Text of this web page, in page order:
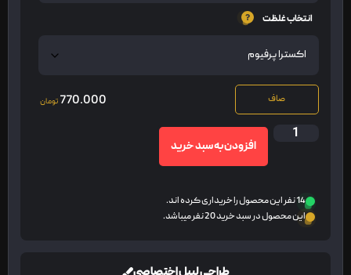
انتخاب غلظت
صاف 770.000 تومان
افزودن به سبد خرید
14 نفر این محصول را خریداری کرده اند.
این محصول در سبد خرید 20 نفر میباشد.